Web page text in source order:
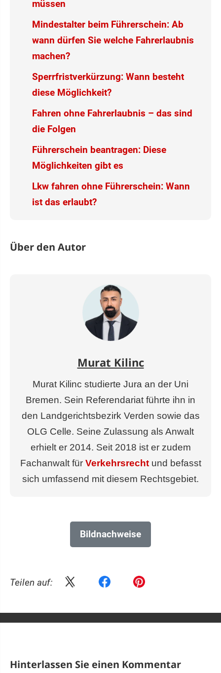
müssen
Mindestalter beim Führerschein: Ab
wann dürfen Sie welche Fahrerlaubnis
machen?
Sperrfristverkürzung: Wann besteht
diese Möglichkeit?
Fahren ohne Fahrerlaubnis – das sind
die Folgen
Führerschein beantragen: Diese
Möglichkeiten gibt es
Lkw fahren ohne Führerschein: Wann
ist das erlaubt?
Über den Autor
Murat Kilinc
Murat Kilinc studierte Jura an der Uni
Bremen. Sein Referendariat führte ihn in
den Landgerichtsbezirk Verden sowie das
OLG Celle. Seine Zulassung als Anwalt
erhielt er 2014. Seit 2018 ist er zudem
Fachanwalt für Verkehrsrechtund befasst
sich umfassend mit diesem Rechtsgebiet.
Bildnachweise
Teilen auf:
Hinterlassen Sie einen Kommentar